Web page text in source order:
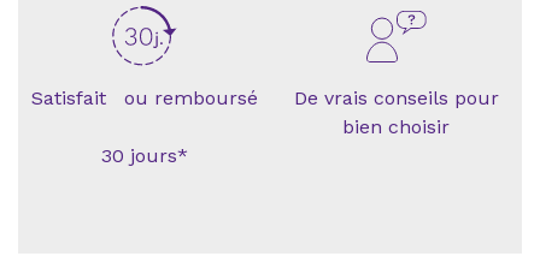
Satisfait ou remboursé
30 jours*
De vrais conseils pour
bien choisir